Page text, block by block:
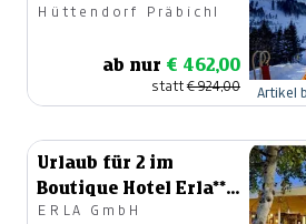
Jänner 2025
Hüttendorf Präbichl
ab nur € 462,00
statt€ 924,00 Artikel
Urlaub für 2 im
Boutique Hotel Erla****
direkt am See
ERLA GmbH